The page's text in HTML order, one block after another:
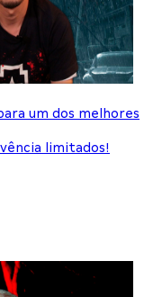
um dos melhores
limitados!